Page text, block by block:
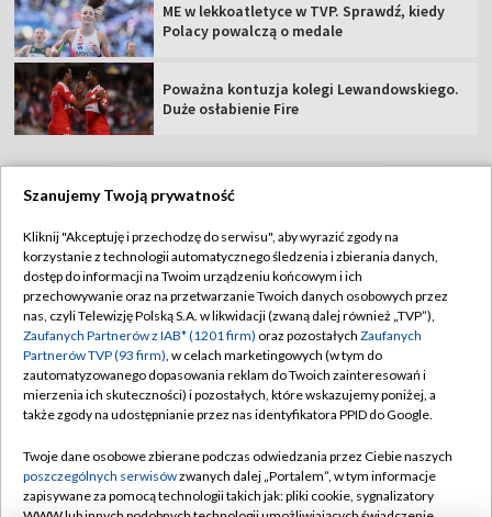
ME w lekkoatletyce w TVP. Sprawdź, kiedy
Polacy powalczą o medale
Poważna kontuzja kolegi Lewandowskiego.
Duże osłabienie Fire
Abonament TVP
Sklep TVP
Biuro Reklamy
Oferta Handlowa
Telegazeta ogłoszenia
Rada Programowa
Ogłoszenia przetargowe
Regulamin TVP
Polityka prywatności
Moje zgody
Biuro reklamy
Kontakt
Kanały
Szanujemy Twoją prywatność
Kliknij "Akceptuję i przechodzę do serwisu", aby wyrazić zgody na
korzystanie z technologii automatycznego śledzenia i zbierania danych,
dostęp do informacji na Twoim urządzeniu końcowym i ich
przechowywanie oraz na przetwarzanie Twoich danych osobowych przez
nas, czyli Telewizję Polską S.A. w likwidacji (zwaną dalej również „TVP”),
Zaufanych Partnerów z IAB* (1201 firm) oraz pozostałych Zaufanych
Partnerów TVP (93 firm), w celach marketingowych (w tym do
zautomatyzowanego dopasowania reklam do Twoich zainteresowań i
mierzenia ich skuteczności) i pozostałych, które wskazujemy poniżej, a
także zgody na udostępnianie przez nas identyfikatora PPID do Google.
Twoje dane osobowe zbierane podczas odwiedzania przez Ciebie naszych
poszczególnych serwisówzwanych dalej „Portalem”, w tym informacje
zapisywane za pomocą technologii takich jak: pliki cookie, sygnalizatory